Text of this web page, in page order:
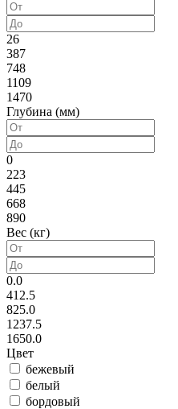
26
387
748
1109
1470
Глубина (мм)
0
223
445
668
890
Вес (кг)
0.0
412.5
825.0
1237.5
1650.0
Цвет
бежевый
белый
бордовый